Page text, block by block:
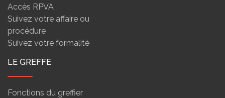
Accès RPVA
Suivez votre affaire ou
procédure
Suivez votre formalité
LE GREFFE
Fonctions du greffier